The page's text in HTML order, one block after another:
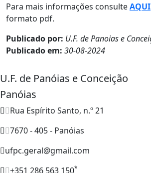
Para mais informações consulteAQUI
formato pdf.
Publicado por: U.F. de Panoias e
Publicado em: 30-08-2024
U.F. de Panóias e Conceição
Panóias
Rua Espírito Santo, n.º 21
7670 - 405 - Panóias
ufpc.geral@gmail.com
+351 286 563 150*